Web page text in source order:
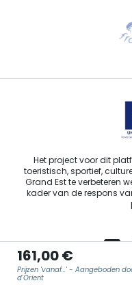
161,00 €
Prijzen 'vanaf...' - Aangeboden
d'Orient
Het project voor dit
toeristisch, sportief,
Grand Est te verbeteren
kader van de respons
Agence Régionale du